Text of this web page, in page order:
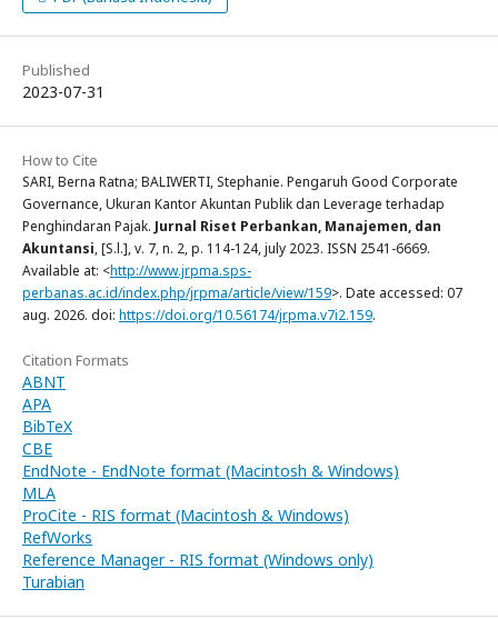
Published
2023-07-31
How to Cite
SARI, Berna Ratna; BALIWERTI, Stephanie. Pengaruh Good Corporate
Governance, Ukuran Kantor Akuntan Publik dan Leverage terhadap
Penghindaran Pajak. Jurnal Riset Perbankan, Manajemen, dan
Akuntansi, [S.l.], v. 7, n. 2, p. 114-124, july 2023. ISSN 2541-6669.
Available at: <http://www.jrpma.sps-
perbanas.ac.id/index.php/jrpma/article/view/159>. Date accessed: 07
aug. 2026. doi: https://doi.org/10.56174/jrpma.v7i2.159.
Citation Formats
ABNT
APA
BibTeX
CBE
EndNote - EndNote format (Macintosh & Windows)
MLA
ProCite - RIS format (Macintosh & Windows)
RefWorks
Reference Manager - RIS format (Windows only)
Turabian